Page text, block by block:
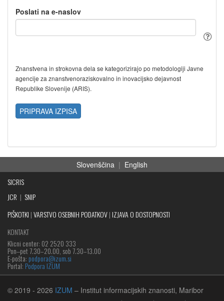
Poslati na e-naslov
Znanstvena in strokovna dela se kategorizirajo po metodologiji Javne
agencije za znanstvenoraziskovalno in inovacijsko dejavnost
Republike Slovenije (ARIS).
PRIPRAVA IZPISA
Slovenščina | English
SICRIS
JCR | SNIP
PIŠKOTKI |VARSTVO OSEBNIH PODATKOV| IZJAVA O DOSTOPNOSTI
KONTAKT
Klicni center: 02 2520 333
Pon‒pet 7.30–20.00, sob 7.30–13.00
E-pošta: podpora@izum.si
Portal: Podpora IZUM
© 2019 - 2026 IZUM – Institut informacijskih znanosti, Maribor